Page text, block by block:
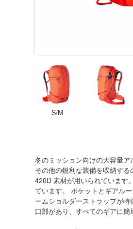
S/M
冬のミッション向けの大容量
その他の鋭利な装備を収納す
420D 素材が用いられています
ています。 ポケットとギアル
ームショルダーストラップが
口部があり、すべてのギアに簡